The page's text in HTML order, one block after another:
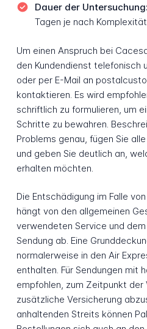
Dauer der Untersuchung:
Tagen je nach
Um einen Anspruch bei
den Kundendienst telefonisch
oder per E-Mail an
kontaktieren. Es wird
schriftlich zu formulieren, um
Schritte zu bewahren.
Problems genau, fügen Sie
und geben Sie deutlich an,
erhalten möchten.
Die Entschädigung im Falle
hängt von den allgemeinen
verwendeten Service und
Sendung ab. Eine
normalerweise in den Air
enthalten. Für Sendungen mit
empfohlen, zum Zeitpunkt der
zusätzliche Versicherung
anhaltenden Streits können